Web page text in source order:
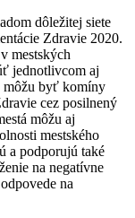
dôležitej siete
Zdravie 2020.
mestských
jednotlivcom aj
môžu byť komíny
cez posilnený
môžu aj
mestského
a podporujú také
na negatívne
na